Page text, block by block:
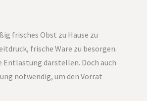
frisches Obst zu Hause zu
frische Ware zu besorgen.
Entlastung darstellen. Doch auch
notwendig, um den Vorrat